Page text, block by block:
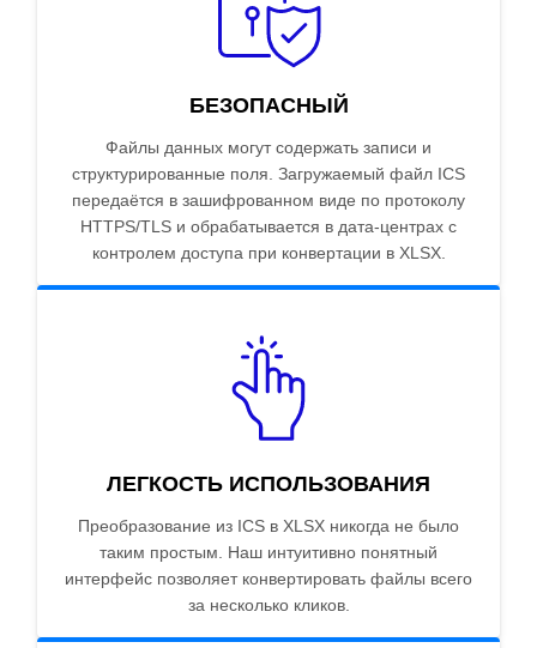
БЕЗОПАСНЫЙ
Файлы данных могут содержать записи и
структурированные поля. Загружаемый файл ICS
передаётся в зашифрованном виде по протоколу
HTTPS/TLS и обрабатывается в дата-центрах с
контролем доступа при конвертации в XLSX.
ЛЕГКОСТЬ ИСПОЛЬЗОВАНИЯ
Преобразование из ICS в XLSX никогда не было
таким простым. Наш интуитивно понятный
интерфейс позволяет конвертировать файлы всего
за несколько кликов.